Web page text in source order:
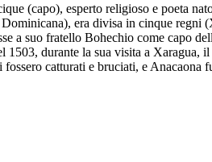
(capo), esperto religioso e poeta
era divisa in cinque regni
a suo fratello Bohechio come capo
durante la sua visita a Xaragua,
catturati e bruciati, e Anacaona